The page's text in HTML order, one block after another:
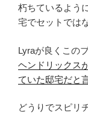
朽ちているよう
宅でセットでは
Lyraが良くこの
ヘンドリックス
ていた邸宅だと
どうりでスピリ